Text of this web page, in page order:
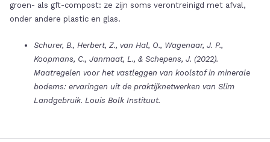
groen- als gft-compost: ze zijn soms verontreinigd met afval,
onder andere plastic en glas.
Schurer, B., Herbert, Z., van Hal, O., Wagenaar, J. P.,
Koopmans, C., Janmaat, L., & Schepens, J. (2022).
Maatregelen voor het vastleggen van koolstof in minerale
bodems: ervaringen uit de praktijknetwerken van Slim
Landgebruik. Louis Bolk Instituut.